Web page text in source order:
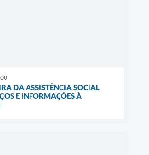
DA ASSISTÊNCIA SOCIAL
E INFORMAÇÕES À